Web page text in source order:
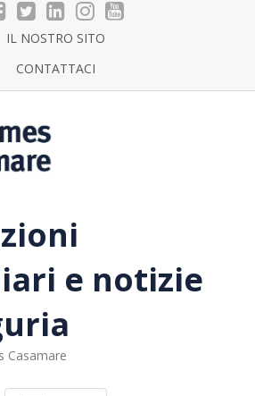
IL NOSTRO SITO
CONTATTACI
e notizie
Casamare